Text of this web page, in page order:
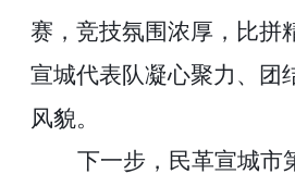
赛 ， 竞技氛围浓厚，比拼
宣城代表队凝心聚力、团
风貌。
下一步，民革宣城市